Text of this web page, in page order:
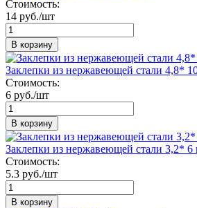
Стоимость:
14 руб./шт
В корзину
Заклепки из нержавеющей стали 4,8*
Стоимость:
6 руб./шт
В корзину
Заклепки из нержавеющей стали 3,2*
Стоимость:
5.3 руб./шт
В корзину